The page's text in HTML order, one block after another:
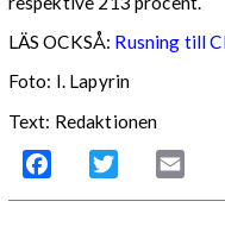
LÄS OCKSÅ: Rusning till
Foto: I. Lapyrin
Text: Redaktionen
Facebook Twitter